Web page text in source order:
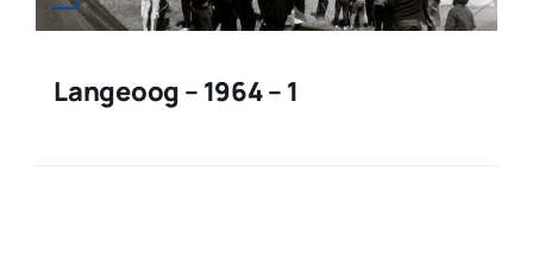
Langeoog – 1964 – 1